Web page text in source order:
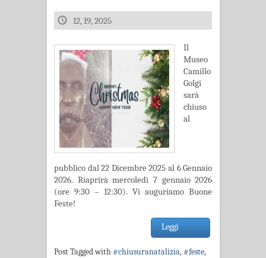
12, 19, 2025
Il
Museo
Camillo
Golgi
sarà
chiuso
al
pubblico dal 22 Dicembre 2025 al 6 Gennaio
2026. Riaprirà mercoledì 7 gennaio 2026
(ore 9:30 – 12:30). Vi auguriamo Buone
Feste!
Leggi
Post Tagged with#chiusuranatalizia,#feste,